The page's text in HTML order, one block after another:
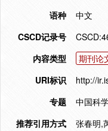
语种
中文
CSCD记录号
内容类型
期刊论
URI标识
http://
专题
中国科
推荐引用方式
张春明,